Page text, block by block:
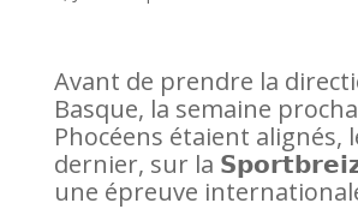
Avant de prendre la
Basque, la semaine
Phocéens étaient alignés,
dernier, sur la
une épreuve